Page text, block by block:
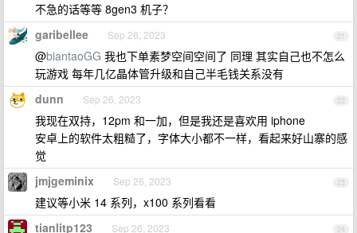
不急的话等等 8gen3 机子？
21
garibellee Sep 26, 2023
@biantaoGG 我也下单素梦空间空间了 同理 其实自己也不怎么
玩游戏 每年几亿晶体管升级和自己半毛钱关系没有
22
dunn Sep 26, 2023
我现在双持，12pm 和一加，但是我还是喜欢用 iphone
安卓上的软件太粗糙了，字体大小都不一样，看起来好山寨的感
觉
23
jmjgeminix Sep 26, 2023
建议等小米 14 系列，x100 系列看看
24
tianlitp123 Sep 26, 2023